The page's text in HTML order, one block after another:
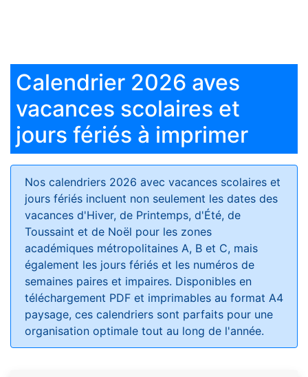
Calendrier 2026 aves
vacances scolaires et
jours fériés à imprimer
Nos calendriers 2026 avec vacances scolaires et
jours fériés incluent non seulement les dates des
vacances d'Hiver, de Printemps, d'Été, de
Toussaint et de Noël pour les zones
académiques métropolitaines A, B et C, mais
également les jours fériés et les numéros de
semaines paires et impaires. Disponibles en
téléchargement PDF et imprimables au format A4
paysage, ces calendriers sont parfaits pour une
organisation optimale tout au long de l'année.